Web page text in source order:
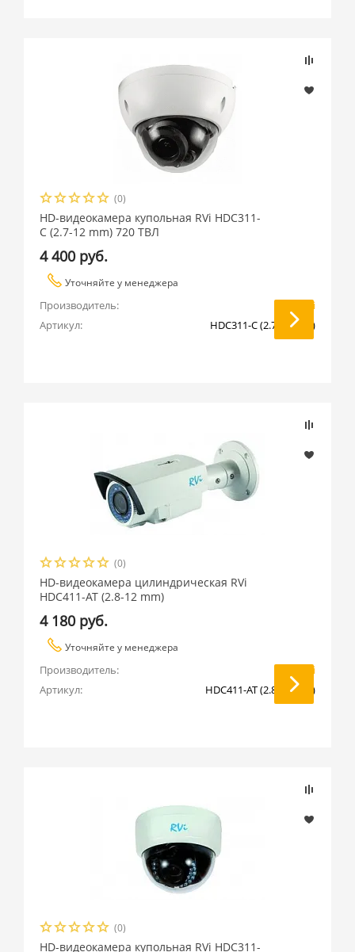
(0)
HD-видеокамера купольная RVi HDC311-
C (2.7-12 mm) 720 ТВЛ
4 400 руб.
Уточняйте у менеджера
Производитель:
RVi
Артикул:
HDC311-C (2.7-12 mm)
(0)
HD-видеокамера цилиндрическая RVi
HDC411-AT (2.8-12 mm)
4 180 руб.
Уточняйте у менеджера
Производитель:
RVi
Артикул:
HDC411-AT (2.8-12 mm)
(0)
HD-видеокамера купольная RVi HDC311-